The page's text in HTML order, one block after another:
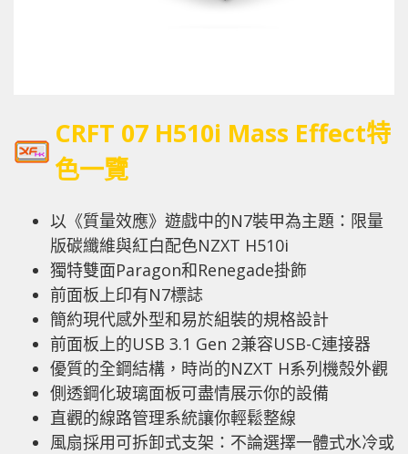
CRFT 07 H510i Mass Effect特
色一覽
以《質量效應》遊戲中的N7裝甲為主題：限量
版碳纖維與紅白配色NZXT H510i
獨特雙面Paragon和Renegade掛飾
前面板上印有N7標誌
簡約現代感外型和易於組裝的規格設計
前面板上的USB 3.1 Gen 2兼容USB-C連接器
優質的全鋼結構，時尚的NZXT H系列機殼外觀
側透鋼化玻璃面板可盡情展示你的設備
直觀的線路管理系統讓你輕鬆整線
風扇採用可拆卸式支架：不論選擇一體式水冷或